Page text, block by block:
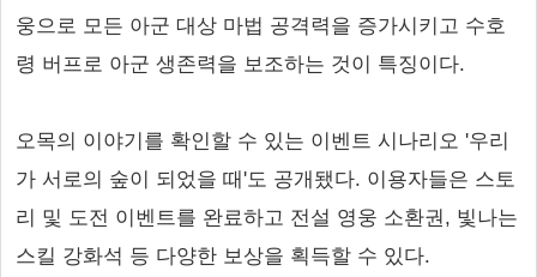
웅으로 모든 아군 대상 마법 공격력을 증가시키고 수호
령 버프로 아군 생존력을 보조하는 것이 특징이다.
오목의 이야기를 확인할 수 있는 이벤트 시나리오 '우리
가 서로의 숲이 되었을 때'도 공개됐다. 이용자들은 스토
리 및 도전 이벤트를 완료하고 전설 영웅 소환권, 빛나는
스킬 강화석 등 다양한 보상을 획득할 수 있다.